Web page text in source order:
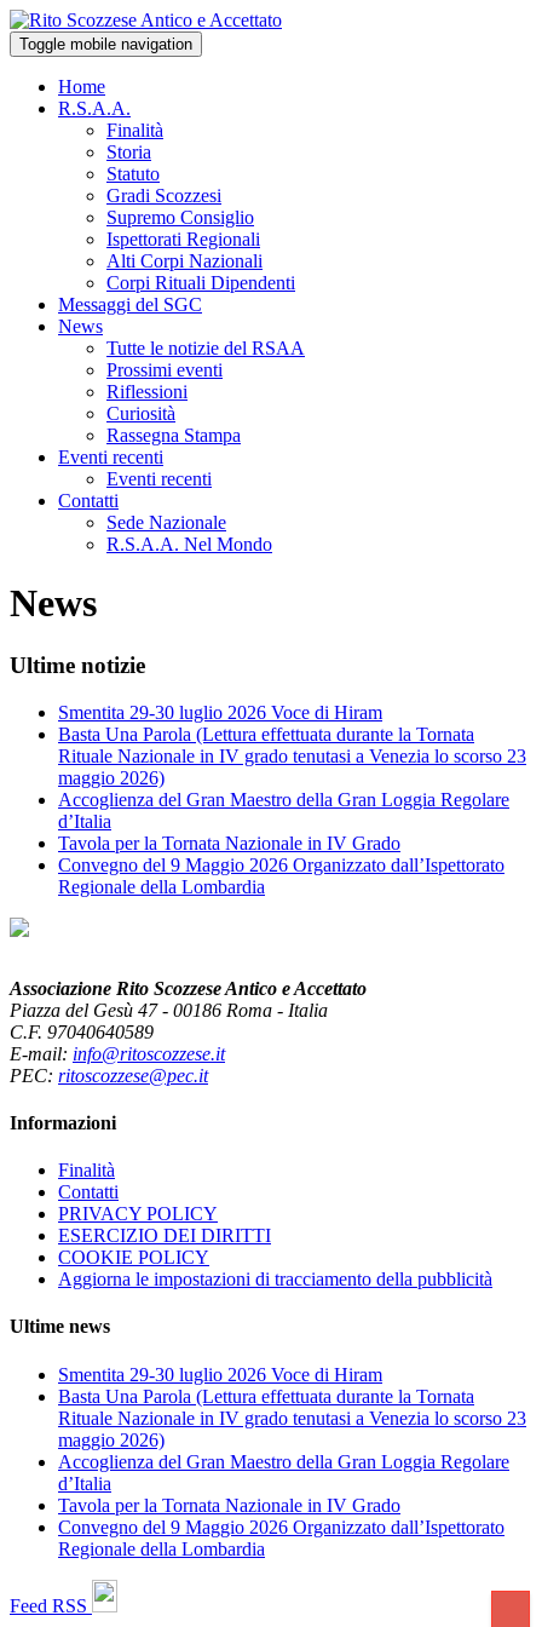
Toggle mobile navigation
Home
R.S.A.A.
Finalità
Storia
Statuto
Gradi Scozzesi
Supremo Consiglio
Ispettorati Regionali
Alti Corpi Nazionali
Corpi Rituali Dipendenti
Messaggi del SGC
News
Tutte le notizie del RSAA
Prossimi eventi
Riflessioni
Curiosità
Rassegna Stampa
Eventi recenti
Eventi recenti
Contatti
Sede Nazionale
R.S.A.A. Nel Mondo
News
Ultime notizie
Smentita 29-30 luglio 2026 Voce di Hiram
Basta Una Parola (Lettura effettuata durante la Tornata
Rituale Nazionale in IV grado tenutasi a Venezia lo scorso 23
maggio 2026)
Accoglienza del Gran Maestro della Gran Loggia Regolare
d’Italia
Tavola per la Tornata Nazionale in IV Grado
Convegno del 9 Maggio 2026 Organizzato dall’Ispettorato
Regionale della Lombardia
Associazione Rito Scozzese Antico e Accettato
Piazza del Gesù 47 - 00186 Roma - Italia
C.F. 97040640589
E-mail: info@ritoscozzese.it
PEC: ritoscozzese@pec.it
Informazioni
Finalità
Contatti
PRIVACY POLICY
ESERCIZIO DEI DIRITTI
COOKIE POLICY
Aggiorna le impostazioni di tracciamento della pubblicità
Ultime news
Smentita 29-30 luglio 2026 Voce di Hiram
Basta Una Parola (Lettura effettuata durante la Tornata
Rituale Nazionale in IV grado tenutasi a Venezia lo scorso 23
maggio 2026)
Accoglienza del Gran Maestro della Gran Loggia Regolare
d’Italia
Tavola per la Tornata Nazionale in IV Grado
Convegno del 9 Maggio 2026 Organizzato dall’Ispettorato
Regionale della Lombardia
Feed RSS